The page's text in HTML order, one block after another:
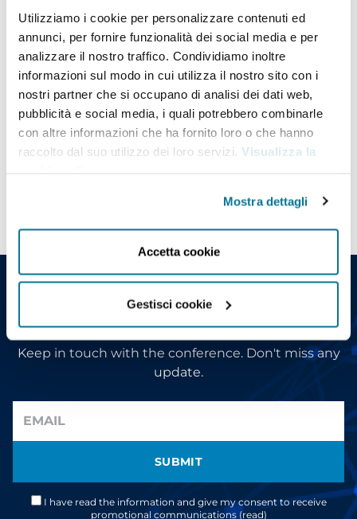
Utilizziamo i cookie per personalizzare contenuti ed
annunci, per fornire funzionalità dei social media e per
analizzare il nostro traffico. Condividiamo inoltre
informazioni sul modo in cui utilizza il nostro sito con i
nostri partner che si occupano di analisi dei dati web,
pubblicità e social media, i quali potrebbero combinarle
con altre informazioni che ha fornito loro o che hanno
raccolto dal suo utilizzo dei loro servizi. Visualizza la
Mostra dettagli
Accetta cookie
Gestisci cookie
2021, he was Resident Representative to Leban
and previously Desk Officerof the Middle East and
North Africa Department at the Konrad Adenauer
Foundation (2015-2018), where he was also Project
Officer from 2012 to 2014.Moreover, he worked as a
Freelance Consultant.
VIEW ALL SPEAKERS
Subscribe to MED
newsletter
Keep in touch with the conference. Don't miss any
update.
SUBMIT
I have read the information and give my consent to receive
promotional communications (read)